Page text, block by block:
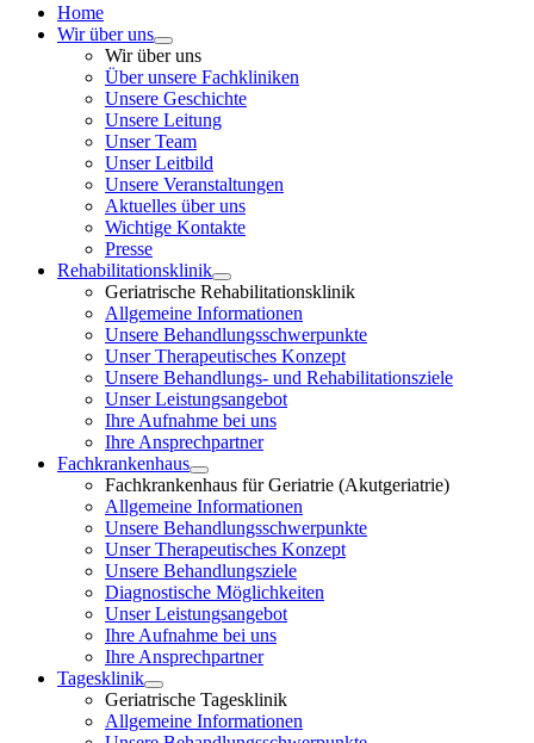
Home
Wir über uns
Wir über uns
Über unsere Fachkliniken
Unsere Geschichte
Unsere Leitung
Unser Team
Unser Leitbild
Unsere Veranstaltungen
Aktuelles über uns
Wichtige Kontakte
Presse
Rehabilitationsklinik
Geriatrische Rehabilitationsklinik
Allgemeine Informationen
Unsere Behandlungsschwerpunkte
Unser Therapeutisches Konzept
Unsere Behandlungs- und Rehabilitationsziele
Unser Leistungsangebot
Ihre Aufnahme bei uns
Ihre Ansprechpartner
Fachkrankenhaus
Fachkrankenhaus für Geriatrie (Akutgeriatrie)
Allgemeine Informationen
Unsere Behandlungsschwerpunkte
Unser Therapeutisches Konzept
Unsere Behandlungsziele
Diagnostische Möglichkeiten
Unser Leistungsangebot
Ihre Aufnahme bei uns
Ihre Ansprechpartner
Tagesklinik
Geriatrische Tagesklinik
Allgemeine Informationen